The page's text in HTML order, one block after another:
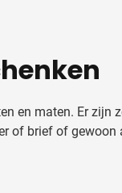
en maten. Er
of brief of